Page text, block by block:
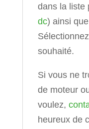
dans la liste
dc) ainsi
souhaité.
Si vous ne
de moteur
voulez,
heureux de